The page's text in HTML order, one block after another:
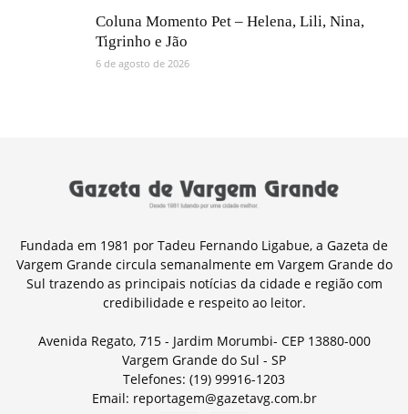
Coluna Momento Pet – Helena, Lili, Nina,
Tigrinho e Jão
6 de agosto de 2026
Fundada em 1981 por Tadeu Fernando Ligabue, a Gazeta de
Vargem Grande circula semanalmente em Vargem Grande do
Sul trazendo as principais notícias da cidade e região com
credibilidade e respeito ao leitor.
Avenida Regato, 715 - Jardim Morumbi- CEP 13880-000
Vargem Grande do Sul - SP
Telefones: (19) 99916-1203
Email: reportagem@gazetavg.com.br